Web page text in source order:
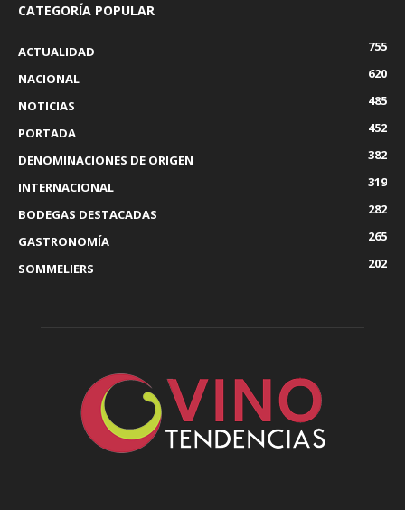
CATEGORÍA POPULAR
ACTUALIDAD
755
NACIONAL
620
NOTICIAS
485
PORTADA
452
DENOMINACIONES DE ORIGEN
382
INTERNACIONAL
319
BODEGAS DESTACADAS
282
GASTRONOMÍA
265
SOMMELIERS
202